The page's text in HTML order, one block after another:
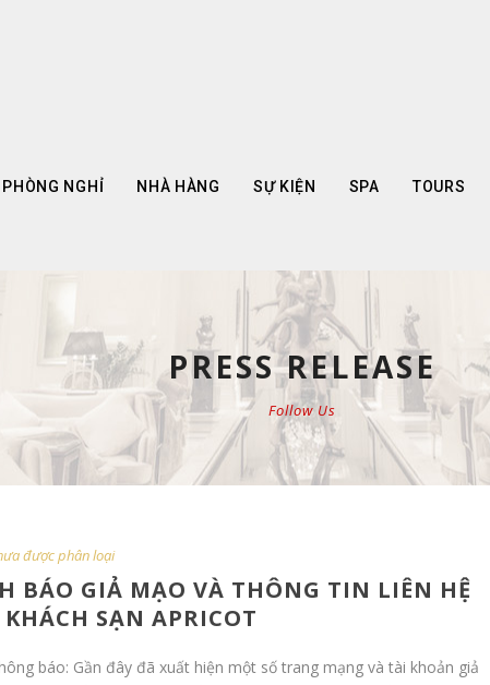
PHÒNG NGHỈ NHÀ HÀNG SỰ KIỆN SPA TOURS
PRESS RELEASE
Follow Us
được phân loại
BÁO GIẢ MẠO VÀ THÔNG TIN LIÊN HỆ
SẠN APRICOT
báo: Gần đây đã xuất hiện một số trang mạng và tài khoản giả